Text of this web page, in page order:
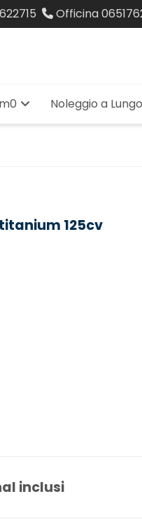
Officina
Noleggio a
titanium 125cv
inclusi